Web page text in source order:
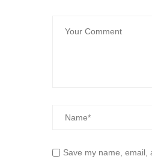
Save my name, email,